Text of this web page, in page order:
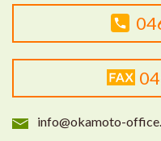
info@okamoto-